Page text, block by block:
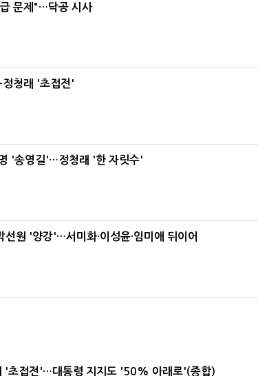
급 문제"…닥공 시사
청래 '초접전'
'송영길'…정청래 '한 자릿수'
원 '양강'…서미화·이성윤·임미애 뒤이어
'초접전'…대통령 지지도 '50% 아래로'(종합)